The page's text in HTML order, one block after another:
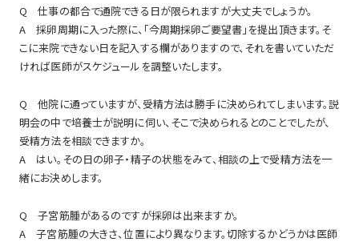
Q 仕事の都合で通院できる日が限られますが大丈夫でしょうか。
A 採卵周期に入った際に、「今周期採卵ご要望書」を提出頂きます。そ
こに来院できない日を記入する欄がありますので、それを書いていただ
ければ医師がスケジュールを調整いたします。
Q 他院に通っていますが、受精方法は勝手に決められてしまいます。説
明会の中で培養士が説明に伺い、そこで決められるとのことでしたが、
受精方法を相談できますか。
A はい。その日の卵子・精子の状態をみて、相談の上で受精方法を一
緒にお決めします。
Q 子宮筋腫があるのですが採卵は出来ますか。
A 子宮筋腫の大きさ、位置により異なります。切除するかどうかは医師